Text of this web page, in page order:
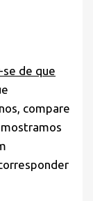
de que
compare